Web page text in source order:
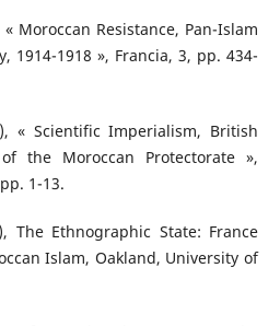
Moroccan Resistance, Pan-Islam
1914-1918 », Francia, 3, pp. 434-
« Scientific Imperialism, British
the Moroccan Protectorate »,
1-13.
The Ethnographic State: France
Islam, Oakland, University of